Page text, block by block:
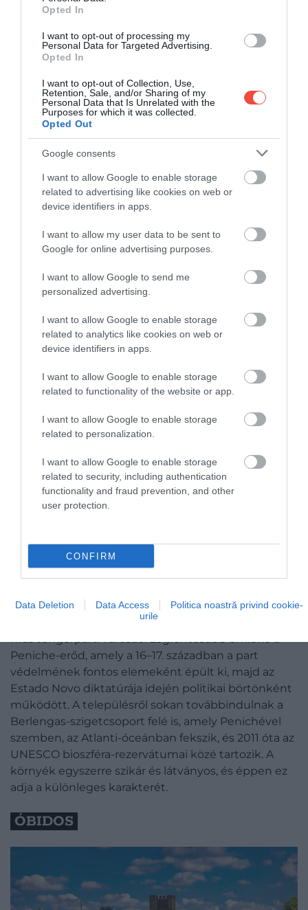
Opted In
I want to opt-out of processing my
Personal Data for Targeted Advertising.
Opted In
I want to opt-out of Collection, Use,
Retention, Sale, and/or Sharing of my
Personal Data that Is Unrelated with the
Purposes for which it was collected.
Opted Out
Google consents
I want to allow Google to enable storage
related to advertising like cookies on web or
device identifiers in apps.
I want to allow my user data to be sent to
Google for online advertising purposes.
I want to allow Google to send me
personalized advertising.
I want to allow Google to enable storage
related to analytics like cookies on web or
device identifiers in apps.
I want to allow Google to enable storage
related to functionality of the website or app.
I want to allow Google to enable storage
related to personalization.
I want to allow Google to enable storage
related to security, including authentication
functionality and fraud prevention, and other
user protection.
CONFIRM
Data Deletion Data Access
Politica noastră privind cookie-
urile
alatt formálódott, és meghatározó eleme
Braga látképének. A magasabban fekvő
részekre fel lehet jutni a vízegyensúlyos
rendszerrel működő siklóval is, amely az
Ibériai-félsziget első ilyen felvonója volt.
PENICHE
Fotó:Shutterstock
Peniche egy széljárta, hullámverte félszigeten áll,
ezért hangulata egészen más, mint Portugália sok
más tengerparti városáé. Legfontosabb emléke a
Peniche-erőd, amely a 16–17. században a part
védelmének fontos elemeként épült ki, majd az
Estado Novo diktatúrája idején politikai börtönként
működött. A településről sokan továbbindulnak a
Berlengas-szigetcsoport felé is, amely Penichével
szemben, az Atlanti-óceánban fekszik, és 2011 óta az
UNESCO bioszféra-rezervátumai közé tartozik. A
környék egyszerre szikár és látványos, és éppen ez
adja a különleges karakterét.
ÓBIDOS